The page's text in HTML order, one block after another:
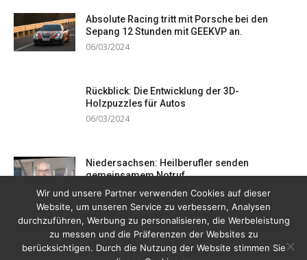
Absolute Racing tritt mit Porsche bei den
Sepang 12 Stunden mit GEEKVP an.
06/03/2024
Rückblick: Die Entwicklung der 3D-
Holzpuzzles für Autos
06/03/2024
Niedersachsen: Heilberufler senden
gemeinsamem Notruf
19/12/2023
Wir und unsere Partner verwenden Cookies auf dieser
Website, um unseren Service zu verbessern, Analysen
durchzuführen, Werbung zu personalisieren, die Werbeleistung
zu messen und die Präferenzen der Websites zu
berücksichtigen. Durch die Nutzung der Website stimmen Sie